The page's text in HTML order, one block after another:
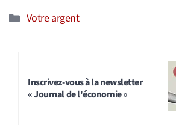
Catégories
Votre argent
Inscrivez-vous à la newsletter
« Journal de l'économie »